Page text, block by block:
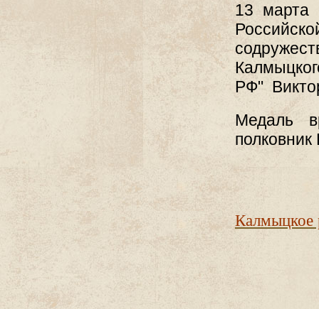
13 марта
РФ"
Медаль
Калмыцкое